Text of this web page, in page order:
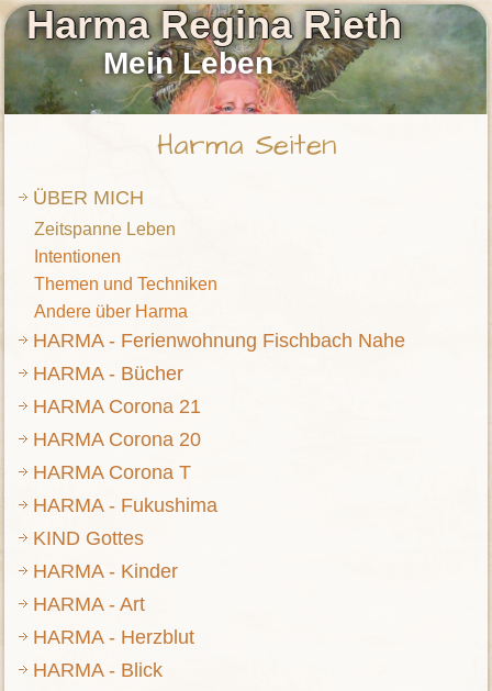
Harma Regina Rieth
Mein Leben
Harma Seiten
ÜBER MICH
Zeitspanne Leben
Intentionen
Themen und Techniken
Andere über Harma
HARMA - Ferienwohnung Fischbach Nahe
HARMA - Bücher
HARMA Corona 21
HARMA Corona 20
HARMA Corona T
HARMA - Fukushima
KIND Gottes
HARMA - Kinder
HARMA - Art
HARMA - Herzblut
HARMA - Blick